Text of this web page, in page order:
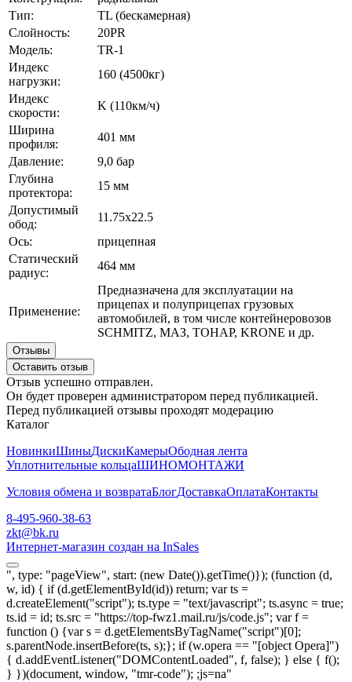
Тип:
TL (бескамерная)
Слойность:
20PR
Модель:
TR-1
Индекс
нагрузки:
160 (4500кг)
Индекс
скорости:
K (110км/ч)
Ширина
профиля:
401 мм
Давление:
9,0 бар
Глубина
протектора:
15 мм
Допустимый
обод:
11.75х22.5
Ось:
прицепная
Статический
радиус:
464 мм
Применение:
Предназначена для эксплуатации на
прицепах и полуприцепах грузовых
автомобилей, в том числе контейнеровозов
SCHMITZ, МАЗ, ТОНАР, KRONE и др.
Отзывы
Оставить отзыв
Отзыв успешно отправлен.
Он будет проверен администратором перед публикацией.
Перед публикацией отзывы проходят модерацию
Каталог
НовинкиШиныДискиКамерыОбодная лента
Уплотнительные кольцаШИНОМОНТАЖИ
Условия обмена и возвратаБлогДоставкаОплатаКонтакты
8-495-960-38-63
zkt@bk.ru
Интернет-магазин создан на InSales
", type: "pageView", start: (new Date()).getTime()}); (function (d,
w, id) { if (d.getElementById(id)) return; var ts =
d.createElement("script"); ts.type = "text/javascript"; ts.async = true;
ts.id = id; ts.src = "https://top-fwz1.mail.ru/js/code.js"; var f =
function () {var s = d.getElementsByTagName("script")[0];
s.parentNode.insertBefore(ts, s);}; if (w.opera == "[object Opera]")
{ d.addEventListener("DOMContentLoaded", f, false); } else { f();
} })(document, window, "tmr-code"); ;js=na"